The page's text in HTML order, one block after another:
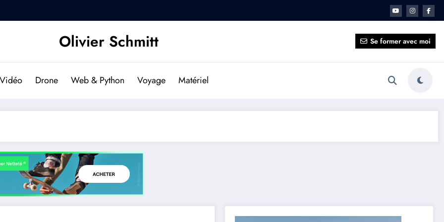
Olivier Schmitt Se former avec moi
Vidéo Drone Web & Python Voyage Matériel